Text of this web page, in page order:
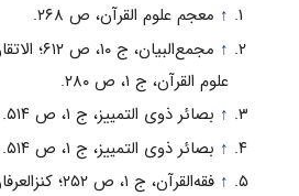
↑ معجم علوم القرآن، ص ۲۶۸.
↑
علوم القرآن، ج ۱، ص ۲۸۰.
↑ بصائر ذوى التمییز، ج ۱، ص ۵۱۴.
↑ بصائر ذوى التمییز، ج ۱، ص ۵۱۴.
↑ فقه‌القرآن، ج ۱، ص ۲۵۲؛ کنزالعرفان، ج ۱، ص ۲۴۸.